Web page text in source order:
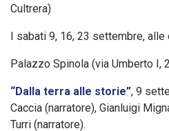
Cultrera)
I sabati 9, 16, 23 settembre,
Palazzo Spinola (via Umberto I,
“Dalla terra alle storie”, 9
Caccia (narratore), Gianluigi
Turri (narratore).